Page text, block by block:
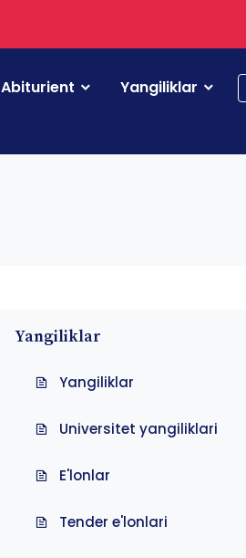
Abiturient Yangiliklar
Yangiliklar
Yangiliklar
Universitet yangiliklari
E'lonlar
Tender e'lonlari